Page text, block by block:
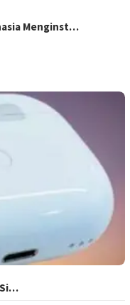
Menginst…
Si…